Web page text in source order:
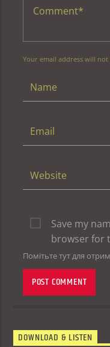
Your email address will
Save my
browser for
Помітьте тут для
DOWNLOAD & LISTEN